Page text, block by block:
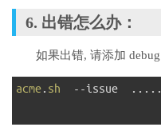
6. 出错怎么办：
如果出错, 请添加 debug
acme. sh --issue . . . . .